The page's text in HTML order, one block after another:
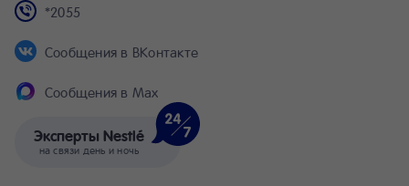
Эксперты Nestlé
на связи день и ночь
*2055
Сообщения в ВКонтакте
Сообщения в Max